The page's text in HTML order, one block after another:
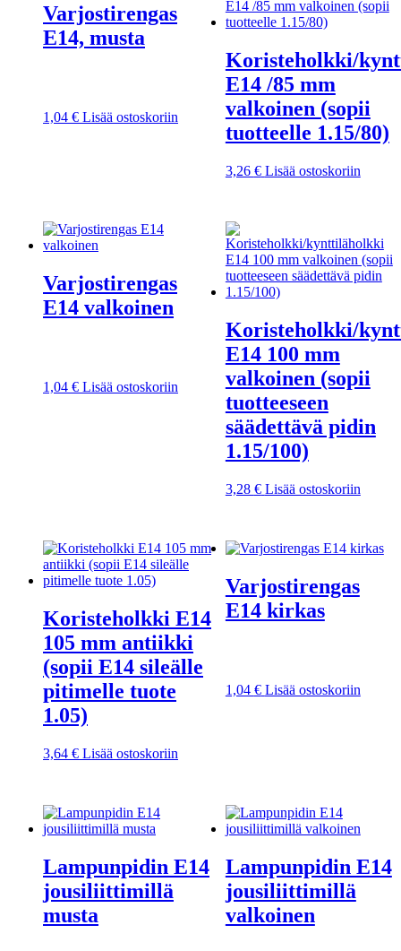
Varjostirengas
E14, musta
1,04 € Lisää ostoskoriin
Koristeholkki/
E14 /85 mm
valkoinen (sopii
tuotteelle 1.15/80)
3,26 € Lisää ostoskoriin
Varjostirengas
E14 valkoinen
1,04 € Lisää ostoskoriin
Koristeholkki/
E14 100 mm
valkoinen (sopii
tuotteeseen
säädettävä pidin
1.15/100)
3,28 € Lisää ostoskoriin
Koristeholkki E14
105 mm antiikki
(sopii E14 sileälle
pitimelle tuote
1.05)
3,64 € Lisää ostoskoriin
Varjostirengas
E14 kirkas
1,04 € Lisää ostoskoriin
Lampunpidin E14
jousiliittimillä
musta
Lampunpidin E14
jousiliittimillä
valkoinen